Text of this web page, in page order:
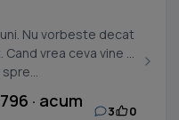
Nu vorbeste decat
Cand vrea ceva vine si
· acum
3 0